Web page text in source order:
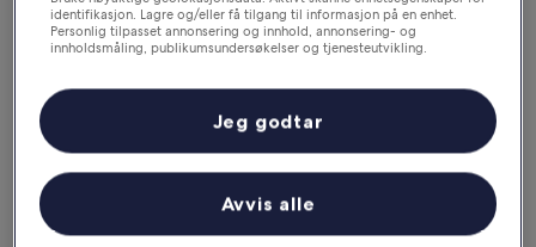
identifikasjon. Lagre og/eller få tilgang til informasjon på en enhet.
Personlig tilpasset annonsering og innhold, annonsering- og
innholdsmåling, publikumsundersøkelser og tjenesteutvikling.
Avvis alle
Jeg godtar